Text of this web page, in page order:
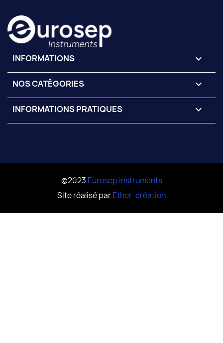
INFORMATIONS keyboard_arrow_down
NOS CATÉGORIES 
INFORMATIONS PRATIQUES 
©2023 Eurosep instruments
Site réalisé parEther-création